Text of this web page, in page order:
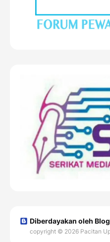
Diberdayakan oleh
copyright © 2026 Pacitan